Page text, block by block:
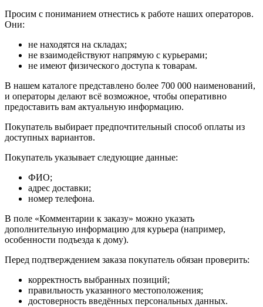
Просим с пониманием отнестись к работе наших операторов.
Они:
не находятся на складах;
не взаимодействуют напрямую с курьерами;
не имеют физического доступа к товарам.
В нашем каталоге представлено более 700 000 наименований,
и операторы делают всё возможное, чтобы оперативно
предоставить вам актуальную информацию.
Покупатель выбирает предпочтительный способ оплаты из
доступных вариантов.
Покупатель указывает следующие данные:
ФИО;
адрес доставки;
номер телефона.
В поле «Комментарии к заказу» можно указать
дополнительную информацию для курьера (например,
особенности подъезда к дому).
Перед подтверждением заказа покупатель обязан проверить:
корректность выбранных позиций;
правильность указанного местоположения;
достоверность введённых персональных данных.